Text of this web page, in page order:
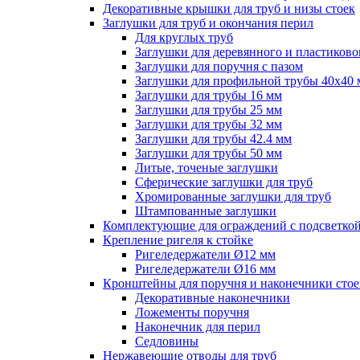
Декоративные крышки для труб и низы стоек
Заглушки для труб и окончания перил
Для круглых труб
Заглушки для деревянного и
Заглушки для поручня с пазом
Заглушки для профильной трубы 40х40
Заглушки для трубы 16 мм
Заглушки для трубы 25 мм
Заглушки для трубы 32 мм
Заглушки для трубы 42.4 мм
Заглушки для трубы 50 мм
Литые, точеные заглушки
Сферические заглушки для труб
Хромированные заглушки для труб
Штампованные заглушки
Комплектующие для ограждений с подсветкой
Крепление ригеля к стойке
Ригеледержатели Ø12 мм
Ригеледержатели Ø16 мм
Кронштейны для поручня и наконечники
Декоративные наконечники
Ложементы поручня
Наконечник для перил
Седловины
Нержавеющие отводы для труб